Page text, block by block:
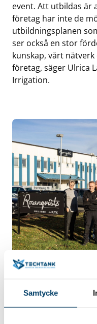
Samtycke
event. Att utbildas är
företag har inte de
utbildningsplanen
ser också en stor
kunskap, vårt
företag, säger Ulrica
Irrigation.
Rosenqvists historia
smedja. Förr fanns